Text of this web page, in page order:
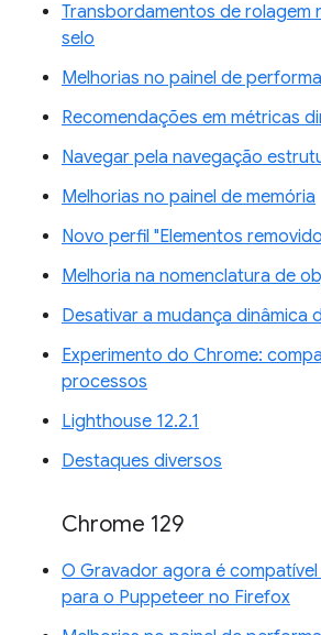
Transbordamentos de rolagem
selo
Melhorias no painel de
Recomendações em métricas
Navegar pela navegação
Melhorias no painel de memória
Novo perfil "Elementos
Melhoria na nomenclatura de
Desativar a mudança dinâmica
Experimento do Chrome:
processos
Lighthouse 12.2.1
Destaques diversos
Chrome 129
O Gravador agora é
para o Puppeteer no Firefox